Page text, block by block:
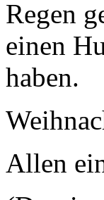
Regen
einen
haben.
Allen